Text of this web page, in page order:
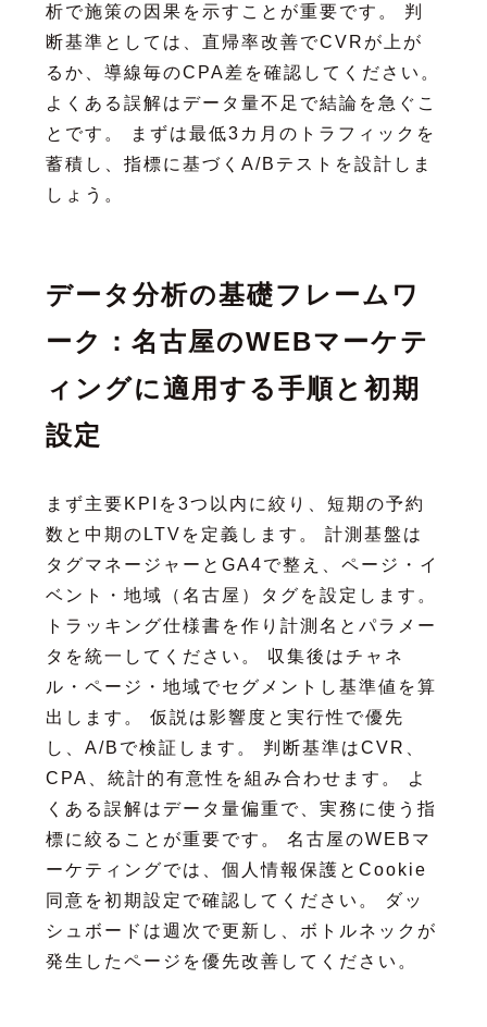
析で施策の因果を示すことが重要です。 判
断基準としては、直帰率改善でCVRが上が
るか、導線毎のCPA差を確認してください。
よくある誤解はデータ量不足で結論を急ぐこ
とです。 まずは最低3カ月のトラフィックを
蓄積し、指標に基づくA/Bテストを設計しま
しょう。
データ分析の基礎フレームワ
ーク：名古屋のWEBマーケテ
ィングに適用する手順と初期
設定
まず主要KPIを3つ以内に絞り、短期の予約
数と中期のLTVを定義します。 計測基盤は
タグマネージャーとGA4で整え、ページ・イ
ベント・地域（名古屋）タグを設定します。
トラッキング仕様書を作り計測名とパラメー
タを統一してください。 収集後はチャネ
ル・ページ・地域でセグメントし基準値を算
出します。 仮説は影響度と実行性で優先
し、A/Bで検証します。 判断基準はCVR、
CPA、統計的有意性を組み合わせます。 よ
くある誤解はデータ量偏重で、実務に使う指
標に絞ることが重要です。 名古屋のWEBマ
ーケティングでは、個人情報保護とCookie
同意を初期設定で確認してください。 ダッ
シュボードは週次で更新し、ボトルネックが
発生したページを優先改善してください。